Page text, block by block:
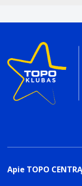
Apie TOPO CENTRĄ